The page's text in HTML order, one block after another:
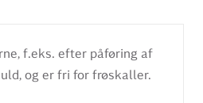
f.eks. efter påføring af
og er fri for frøskaller.